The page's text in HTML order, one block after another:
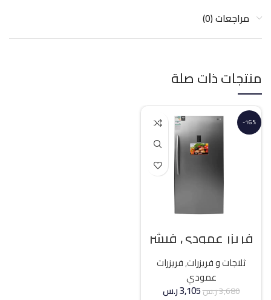
مراجعات (0)
منتجات ذات صلة
-16%
فريزر عمودي فيشر
21 قدم انفرتر – فضي
ثلاجات و فريزرات,فريزرات
عمودي
3,680ر.س3,105ر.س